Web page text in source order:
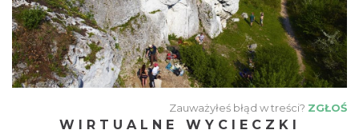
Zauważyłeś błąd w treści? ZGŁOŚ
WIRTUALNE WYCIECZKI